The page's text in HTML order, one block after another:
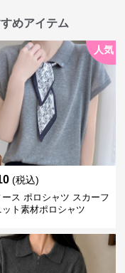
めアイテム
人気
(税込)
ース ポロシャツ スカーフ
ト素材ポロシャツ